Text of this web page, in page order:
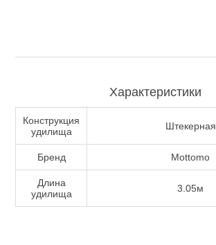
Характеристики
Конструкция
удилища
Штекерная
Бренд Mottomo
Длина
удилища
3.05м